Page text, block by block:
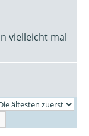
vielleicht mal